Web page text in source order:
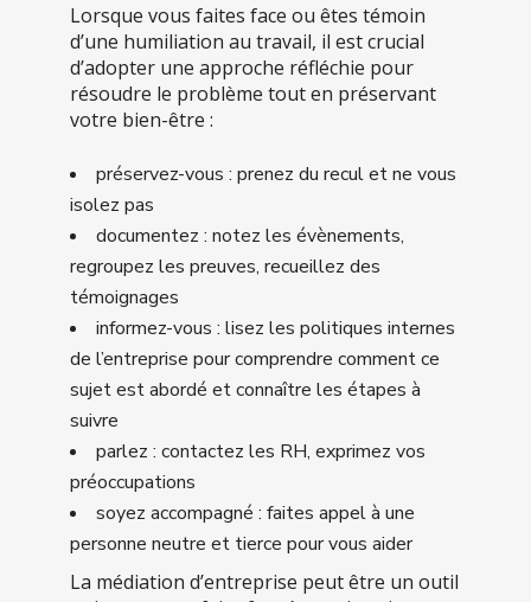
Lorsque vous faites face ou êtes témoin
d’une humiliation au travail, il est crucial
d’adopter une approche réfléchie pour
résoudre le problème tout en préservant
votre bien-être :
préservez-vous : prenez du recul et ne vous
isolez pas
documentez : notez les évènements,
regroupez les preuves, recueillez des
témoignages
informez-vous : lisez les politiques internes
de l’entreprise pour comprendre comment ce
sujet est abordé et connaître les étapes à
suivre
parlez : contactez les RH, exprimez vos
préoccupations
soyez accompagné : faites appel à une
personne neutre et tierce pour vous aider
La médiation d’entreprise peut être un outil